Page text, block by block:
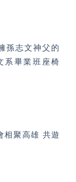
孫志文神父的
系畢業班座椅
相聚高雄 共遊